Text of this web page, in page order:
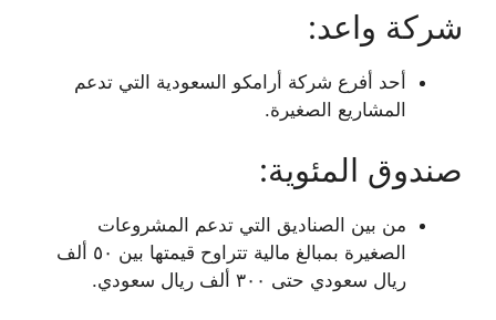
شركة واعد:
أحد أفرع شركة أرامكو السعودية التي تدعم
المشاريع الصغيرة.
صندوق المئوية:
من بين الصناديق التي تدعم المشروعات
الصغيرة بمبالغ مالية تتراوح قيمتها بين ٥٠ ألف
ريال سعودي حتى ٣٠٠ ألف ريال سعودي.